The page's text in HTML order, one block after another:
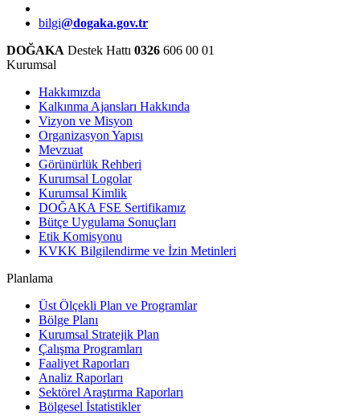
bilgi@dogaka.gov.tr
DOĞAKA Destek Hattı 0326 606 00 01
Kurumsal
Hakkımızda
Kalkınma Ajansları Hakkında
Vizyon ve Misyon
Organizasyon Yapısı
Mevzuat
Görünürlük Rehberi
Kurumsal Logolar
Kurumsal Kimlik
DOĞAKA FSE Sertifikamız
Bütçe Uygulama Sonuçları
Etik Komisyonu
KVKK Bilgilendirme ve İzin Metinleri
Planlama
Üst Ölçekli Plan ve Programlar
Bölge Planı
Kurumsal Stratejik Plan
Çalışma Programları
Faaliyet Raporları
Analiz Raporları
Sektörel Araştırma Raporları
Bölgesel İstatistikler